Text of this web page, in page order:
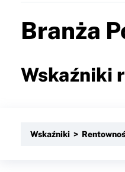
Branża
Wskaźniki
Wskaźniki >